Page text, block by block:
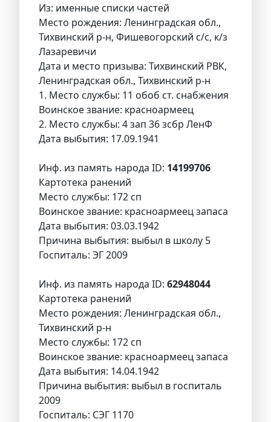
Из: именные списки частей
Место рождения: Ленинградская обл.,
Тихвинский р-н, Фишевогорский с/с, к/з
Лазаревичи
Дата и место призыва: Тихвинский РВК,
Ленинградская обл., Тихвинский р-н
1. Место службы: 11 обоб ст. снабжения
Воинское звание: красноармеец
2. Место службы: 4 зап 36 зсбр ЛенФ
Дата выбытия: 17.09.1941
Инф. из память народа ID: 14199706
Картотека ранений
Место службы: 172 сп
Воинское звание: красноармеец запаса
Дата выбытия: 03.03.1942
Причина выбытия: выбыл в школу 5
Госпиталь: ЭГ 2009
Инф. из память народа ID: 62948044
Картотека ранений
Место рождения: Ленинградская обл.,
Тихвинский р-н
Место службы: 172 сп
Воинское звание: красноармеец запаса
Дата выбытия: 14.04.1942
Причина выбытия: выбыл в госпиталь
2009
Госпиталь: СЭГ 1170